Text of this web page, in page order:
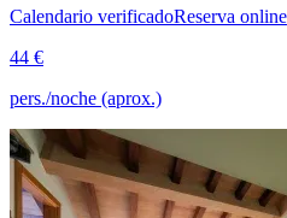
Calendario verificadoReserva online
44 €
pers./noche (aprox.)